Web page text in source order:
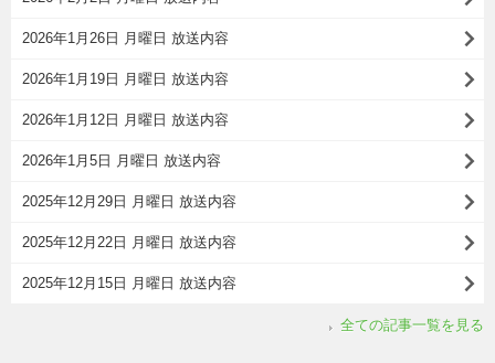
2026年1月26日 月曜日 放送内容
2026年1月19日 月曜日 放送内容
2026年1月12日 月曜日 放送内容
2026年1月5日 月曜日 放送内容
2025年12月29日 月曜日 放送内容
2025年12月22日 月曜日 放送内容
2025年12月15日 月曜日 放送内容
全ての記事一覧を見る